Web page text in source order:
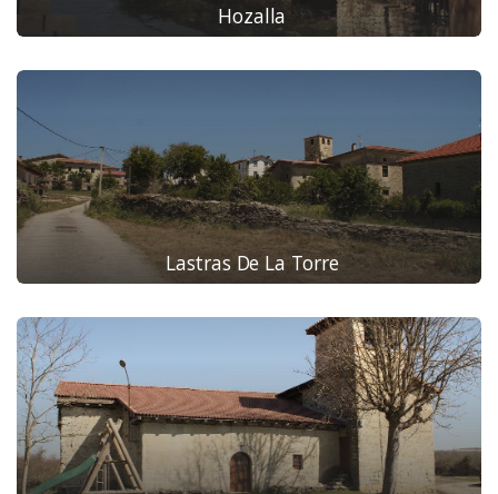
Hozalla
Lastras De La Torre